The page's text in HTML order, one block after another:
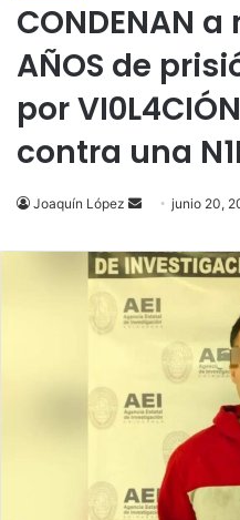
CONDENAN a
AÑOS de
por
contra una
Joaquín López
Send
email
junio 20,